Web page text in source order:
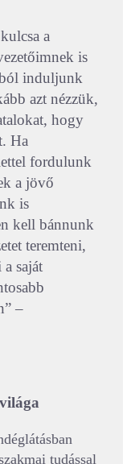
a
is
induljunk
azt nézzük,
hogy
Ha
fordulunk
a jövő
is
kell bánnunk
teremteni,
saját
–
tudással